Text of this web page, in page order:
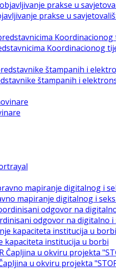
prakse u
Koordinacionog
štampanih i
mapiranje digitalnog i
odgovor na digitalno i
kapaciteta institucija u borbi
u okviru projekta